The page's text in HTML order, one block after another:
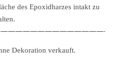
des Epoxidharzes intakt zu
Dekoration verkauft.